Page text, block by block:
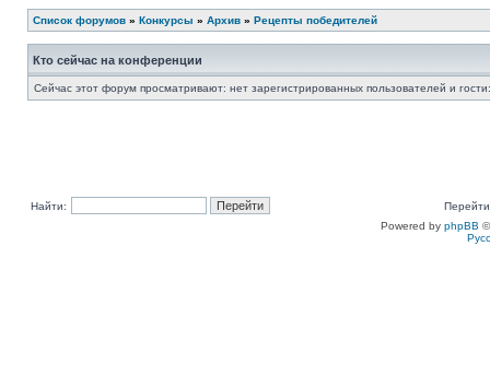
Список форумов » Конкурсы » Архив » Рецепты победителей
Кто сейчас на конференции
Сейчас этот форум просматривают: нет зарегистрированных пользователей и
Найти:
Powered by phpBB